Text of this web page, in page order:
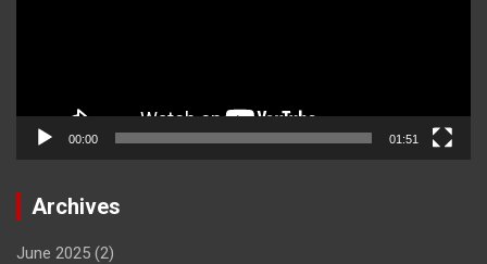
00:00 01:51
Archives
June 2025 (2)